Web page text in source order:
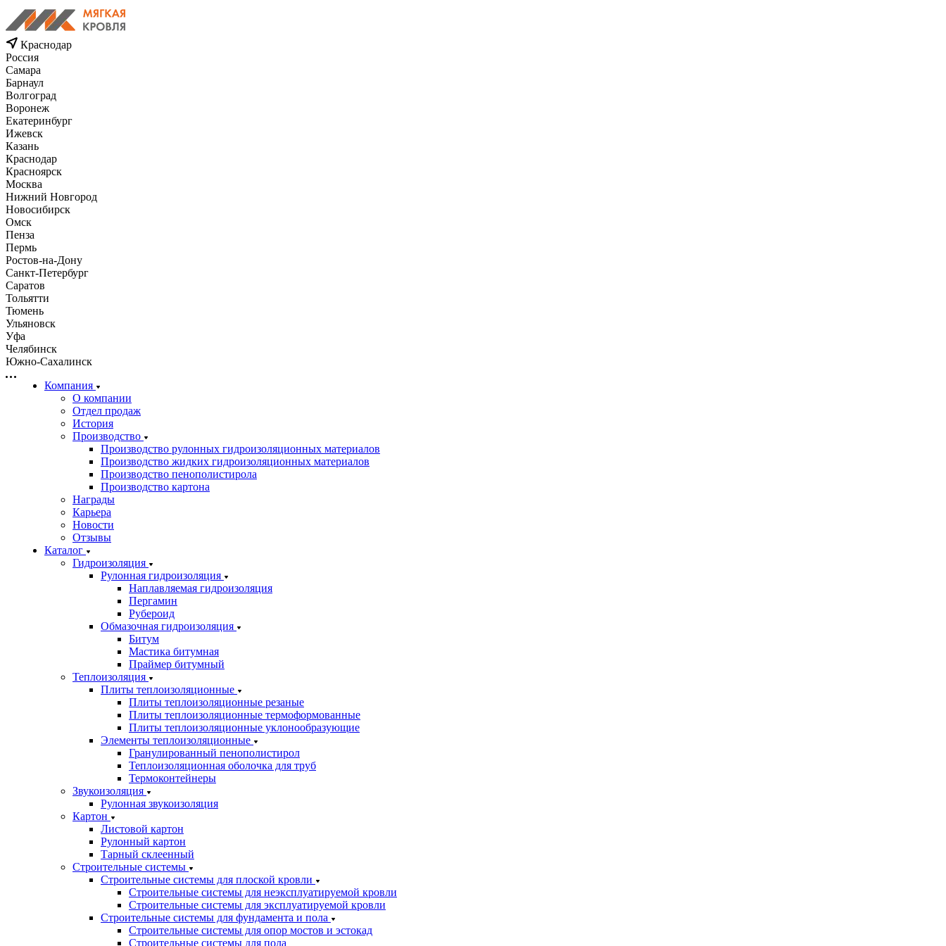
Краснодар
Россия
Самара
Барнаул
Волгоград
Воронеж
Екатеринбург
Ижевск
Казань
Краснодар
Красноярск
Москва
Нижний Новгород
Новосибирск
Омск
Пенза
Пермь
Ростов-на-Дону
Санкт-Петербург
Саратов
Тольятти
Тюмень
Ульяновск
Уфа
Челябинск
Южно-Сахалинск
Компания
О компании
Отдел продаж
История
Производство
Производство рулонных гидроизоляционных материалов
Производство жидких гидроизоляционных материалов
Производство пенополистирола
Производство картона
Награды
Карьера
Новости
Отзывы
Каталог
Гидроизоляция
Рулонная гидроизоляция
Наплавляемая гидроизоляция
Пергамин
Рубероид
Обмазочная гидроизоляция
Битум
Мастика битумная
Праймер битумный
Теплоизоляция
Плиты теплоизоляционные
Плиты теплоизоляционные резаные
Плиты теплоизоляционные термоформованные
Плиты теплоизоляционные уклонообразующие
Элементы теплоизоляционные
Гранулированный пенополистирол
Теплоизоляционная оболочка для труб
Термоконтейнеры
Звукоизоляция
Рулонная звукоизоляция
Картон
Листовой картон
Рулонный картон
Тарный склеенный
Строительные системы
Строительные системы для плоской кровли
Строительные системы для неэксплуатируемой кровли
Строительные системы для эксплуатируемой кровли
Строительные системы для фундамента и пола
Строительные системы для опор мостов и эстокад
Строительные системы для пола